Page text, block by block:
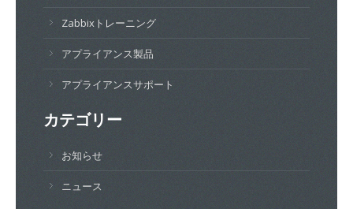
Zabbixトレーニング
アプライアンス製品
アプライアンスサポート
カテゴリー
お知らせ
ニュース